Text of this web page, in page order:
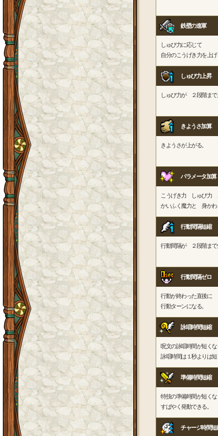
鉄壁の進軍
しゅび力に応じて
自分のこうげき力を上げ
しゅび力上昇
しゅび力が ２段階まで
きようさ加算
きようさが上がる。
パラメータ加算
こうげき力 しゅび力
かいふく魔力と 身かわ
行動間隔短縮
行動間隔が ２段階まで
行動間隔ゼロ
行動が終わった直後に
行動ターンになる。
詠唱時間短縮
呪文の詠唱時間が短くな
詠唱時間は１秒よりは
準備時間短縮
特技の準備時間が短くな
すばやく発動できる。
チャージ時間短